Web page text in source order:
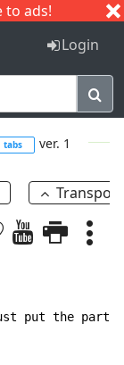
to ads!
I J
Login
tabs ver. 1
put the parts